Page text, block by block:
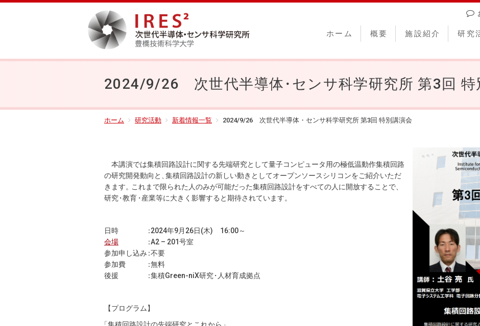
ホーム 概要 施設紹介 研究
2024/9/26 次世代半導体・ センサ科学研究所 第3回 特
ホーム 研究活動 新着情報一覧 2024/9/26 次世代半導体・センサ科学研究所 第3回 特別講演会
本講演では集積回路設計に関する先端研究として量子コンピュータ用の極低温動作集積回路
の研究開発動向と
、集積回路設計の新しい動きとしてオープンソースシリコンをご紹介いただ
きます。 これまで限られた人のみが可能だった集積回路設計をすべての人に開放することで、
研究・教育・産業等に大きく影響すると期待されています。
日時 ：2024年9月26日(木) 16:00～
会場
：A2 – 201号室
参加申し込み：不要
参加費
：無料
後援
：集積Green-niX研究・ 人材育成拠点
【プログラム】